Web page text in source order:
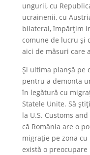
ungurii, cu
ucrainenii, cu
bilateral, împărțim
comune de lucru și
aici de măsuri care
Și ultima planșă pe
pentru a demonta
în legătură cu
Statele Unite. Să
la U.S. Customs
că România are o
migrație pe zona cu
există o